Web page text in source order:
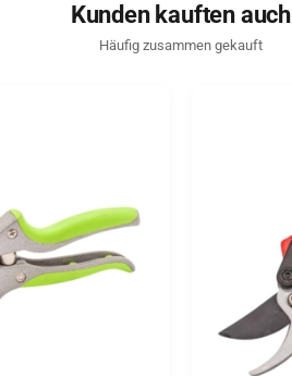
Kunden kauften auch